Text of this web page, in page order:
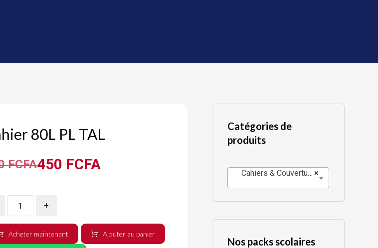
80L PL TAL
FCFA450 FCFA
+
Acheter maintenant Ajouter au panier
Catégories de
produits
×
Cahiers & Couvertures
Nos packs scolaires